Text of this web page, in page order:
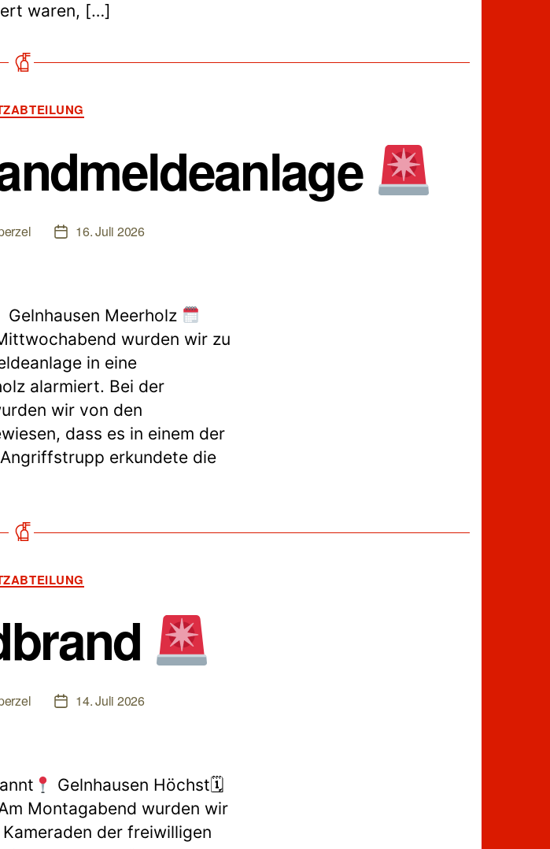
waren, […]
Beitragsdatum
16. Juli 2026
Gelnhausen Meerholz
wurden wir zu
in eine
alarmiert. Bei der
wir von den
dass es in einem der
erkundete die
Beitragsdatum
14. Juli 2026
Gelnhausen Höchst🗓
Montagabend wurden wir
der freiwilligen